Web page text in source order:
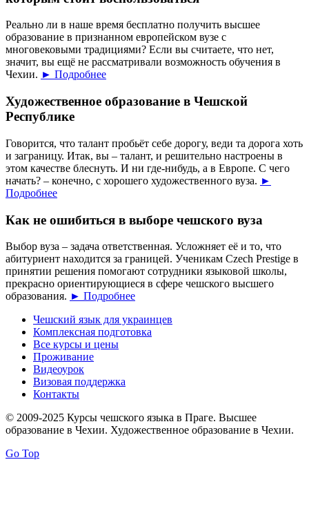
Реально ли в наше время бесплатно получить высшее
образование в признанном европейском вузе с
многовековыми традициями? Если вы считаете, что нет,
значит, вы ещё не рассматривали возможность обучения в
Чехии. ► Подробнее
Художественное образование в Чешской
Республике
Говорится, что талант пробьёт себе дорогу, веди та дорога хоть
и заграницу. Итак, вы – талант, и решительно настроены в
этом качестве блеснуть. И ни где-нибудь, а в Европе. С чего
начать? – конечно, с хорошего художественного вуза. ►
Подробнее
Как не ошибиться в выборе чешского вуза
Выбор вуза – задача ответственная. Усложняет её и то, что
абитуриент находится за границей. Ученикам Czech Prestige в
принятии решения помогают сотрудники языковой школы,
прекрасно ориентирующиеся в сфере чешского высшего
образования. ► Подробнее
Чешский язык для украинцев
Комплексная подготовка
Все курсы и цены
Проживание
Видеоурок
Визовая поддержка
Контакты
© 2009-2025 Курсы чешского языка в Праге. Высшее
образование в Чехии. Художественное образование в Чехии.
Go Top